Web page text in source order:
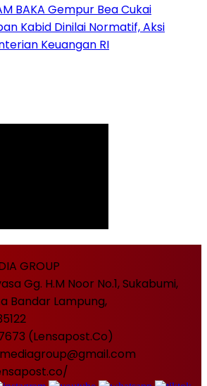
BAKA Gempur Bea Cukai
Kabid Dinilai Normatif, Aksi
Keuangan RI
GROUP
Gg. H.M Noor No.1, Sukabumi,
Bandar Lampung,
(Lensapost.Co)